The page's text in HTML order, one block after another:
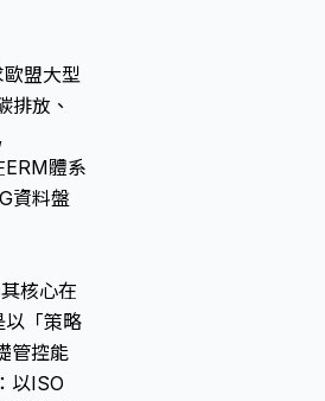
盟大型
排放、
體系
資料盤
核心在
「策略
管控能
以ISO